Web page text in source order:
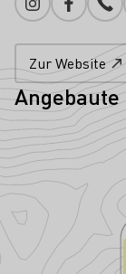
Instagram
Zur Website
Angebaute